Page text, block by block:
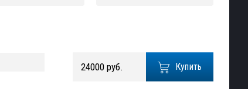
Купить
24000 руб.